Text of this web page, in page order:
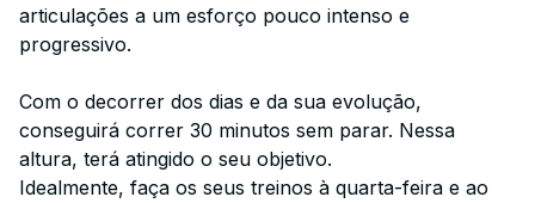
articulações a um esforço pouco intenso e
progressivo.
Com o decorrer dos dias e da sua evolução,
conseguirá correr 30 minutos sem parar. Nessa
altura, terá atingido o seu objetivo.
Idealmente, faça os seus treinos à quarta-feira e ao